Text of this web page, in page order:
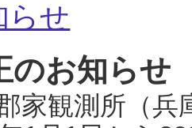
らせ
のお知らせ
家観測所（